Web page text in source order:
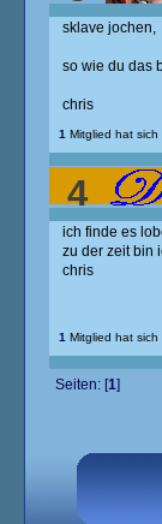
sklave jochen,
so wie du das
chris
1 Mitglied hat
4
Berichte /
ich finde es
zu der zeit bin
chris
1 Mitglied hat
Seiten: [1]